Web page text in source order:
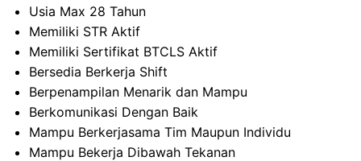
Usia Max 28 Tahun
Memiliki STR Aktif
Memiliki Sertifikat BTCLS Aktif
Bersedia Berkerja Shift
Berpenampilan Menarik dan Mampu
Berkomunikasi Dengan Baik
Mampu Berkerjasama Tim Maupun Individu
Mampu Bekerja Dibawah Tekanan